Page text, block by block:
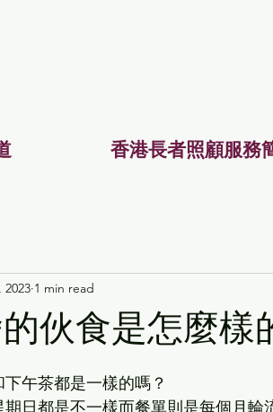
香港長者照顧服務
伙食是怎麼樣
2023 1 min read
午茶都是一樣的嗎？
期日都是不一樣而餐單則是每個月